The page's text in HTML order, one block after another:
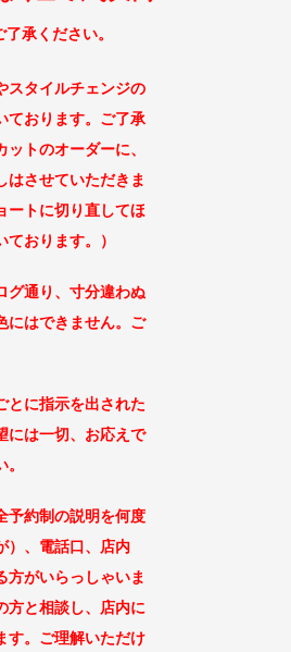
了承ください。
スタイルチェンジの
ております。ご了承
トのオーダーに、
はさせていただきま
ートに切り直してほ
おります。）
グ通り、寸分違わぬ
にはできません。ご
とに指示を出された
には一切、お応えで
予約制の説明を何度
、 電話口、店内
方がいらっしゃいま
と相談し、
店内に
す。ご理解いただけ